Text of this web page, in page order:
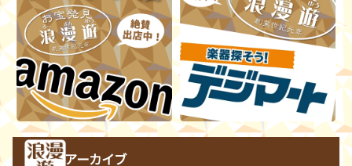
アーカイブ